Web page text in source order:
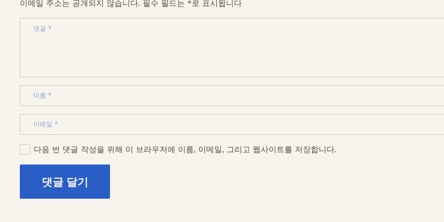
이메일 주소는 공개되지 않습니다. 필수 필드는 * 로 표시됩니다
다음 번 댓글 작성을 위해 이 브라우저에 이름, 이메일, 그리고 웹사이트를 저장합니다.
댓글 달기
Get In Touch
X Facebook YouTube